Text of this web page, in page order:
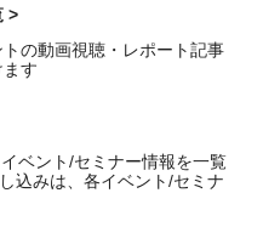
>
の動画視聴・レポート記事
す
ベント/セミナー情報を一覧
込みは、各イベント/セミナ